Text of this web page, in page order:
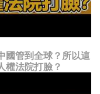
國管到全球？所以這
權法院打臉？